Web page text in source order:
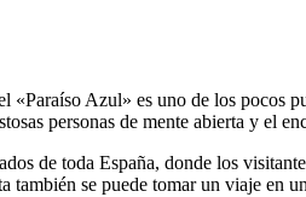
Azul» es uno de los pocos
personas de mente abierta y el
de toda España, donde los
también se puede tomar un viaje en